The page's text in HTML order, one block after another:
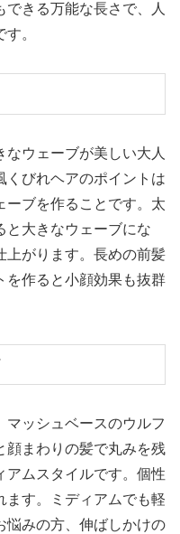
きる万能な長さで、人
。
ウェーブが美しい大人
くびれヘアのポイントは
ーブを作ることです。太
と大きなウェーブにな
上がります。長めの前髪
を作ると小顔効果も抜群
マッシュベースのウルフ
顔まわりの髪で丸みを残
アムスタイルです。個性
ます。ミディアムでも軽
悩みの方、伸ばしかけの